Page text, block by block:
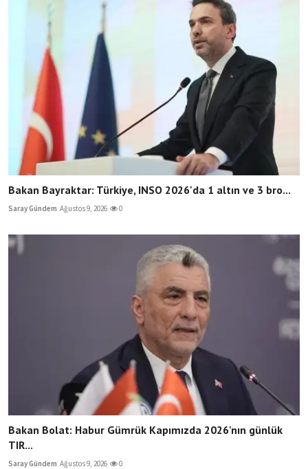
Bakan Bayraktar: Türkiye, INSO 2026'da 1 altın ve 3 bro...
Saray Gündem Ağustos 9, 2026 0
Bakan Bolat: Habur Gümrük Kapımızda 2026'nın günlük
TIR...
Saray Gündem Ağustos 9, 2026 0